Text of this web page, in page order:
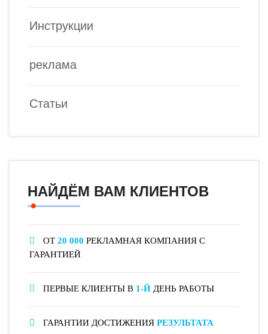
Инструкции
реклама
Статьи
НАЙДЁМ ВАМ КЛИЕНТОВ
ОТ 20 000 РЕКЛАМНАЯ КОМПАНИЯ С
ГАРАНТИЕЙ
ПЕРВЫЕ КЛИЕНТЫ В 1-Й ДЕНЬ РАБОТЫ
ГАРАНТИИ ДОСТИЖЕНИЯ РЕЗУЛЬТАТА